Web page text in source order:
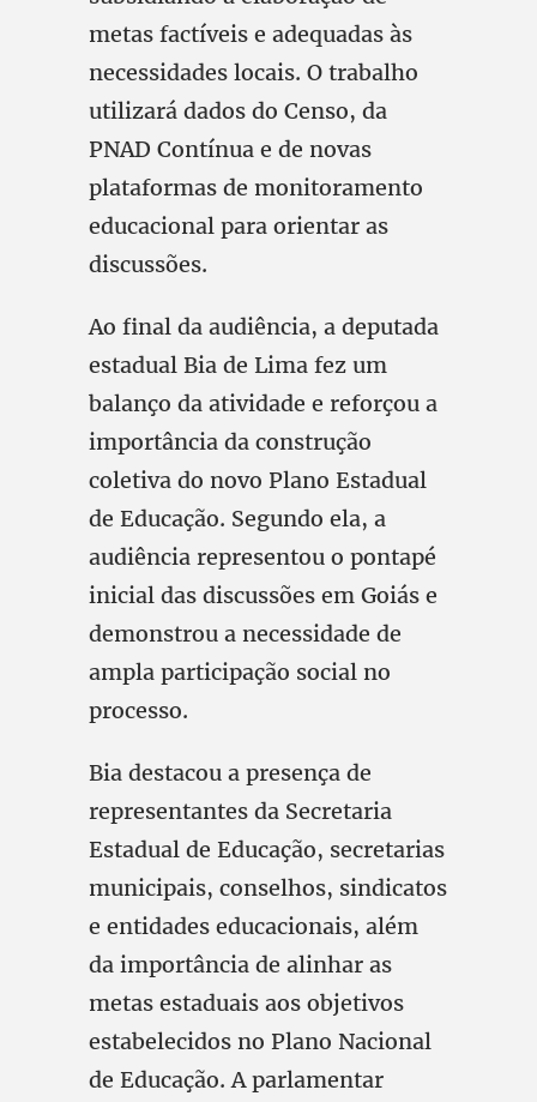
metas factíveis e adequadas às
necessidades locais. O trabalho
utilizará dados do Censo, da
PNAD Contínua e de novas
plataformas de monitoramento
educacional para orientar as
discussões.
Ao final da audiência, a deputada
estadual Bia de Lima fez um
balanço da atividade e reforçou a
importância da construção
coletiva do novo Plano Estadual
de Educação. Segundo ela, a
audiência representou o pontapé
inicial das discussões em Goiás e
demonstrou a necessidade de
ampla participação social no
processo.
Bia destacou a presença de
representantes da Secretaria
Estadual de Educação, secretarias
municipais, conselhos, sindicatos
e entidades educacionais, além
da importância de alinhar as
metas estaduais aos objetivos
estabelecidos no Plano Nacional
de Educação. A parlamentar